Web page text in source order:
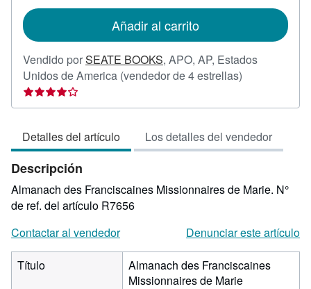
envío
Añadir al carrito
Vendido porSEATE BOOKS, APO, AP, Estados
Unidos de America (vendedor de 4 estrellas)
vendedor:
de
5
Detalles del artículo Los detalles del vendedor
Descripción
Almanach des Franciscaines Missionnaires de Marie. N°
de ref. del artículo R7656
Contactar al vendedor
Denunciar este artículo
Título
Almanach des Franciscaines
Missionnaires de Marie